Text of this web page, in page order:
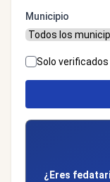
Municipio
Solo verificados
¿Eres